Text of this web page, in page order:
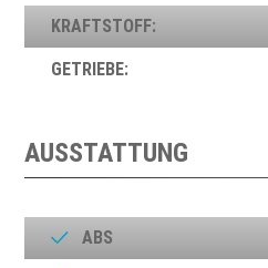
KRAFTSTOFF:
GETRIEBE:
AUSSTATTUNG
ABS